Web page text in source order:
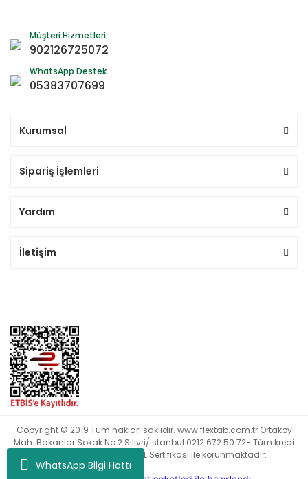
WhatsApp Bilgi Hattı
Müşteri Hizmetleri
902126725072
WhatsApp Destek
05383707699
Kurumsal
Sipariş İşlemleri
Yardım
İletişim
Copyright © 2019 Tüm hakları saklıdır. www.flextab.com.tr Ortaköy
Mah. Bakanlar Sokak No:2 Silivri/İstanbul 0212 672 50 72- Tüm kredi
kartı bilgileriniz 256bit SSL Sertifikası ile korunmaktadır.